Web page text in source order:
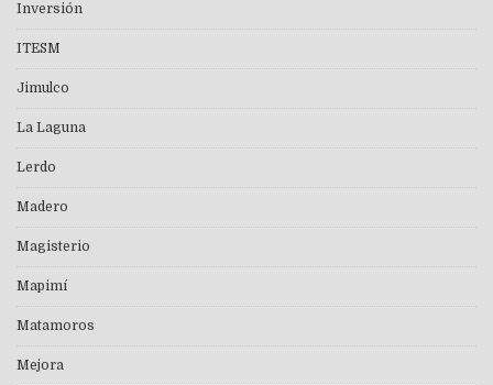
Inversión
ITESM
Jimulco
La Laguna
Lerdo
Madero
Magisterio
Mapimí
Matamoros
Mejora